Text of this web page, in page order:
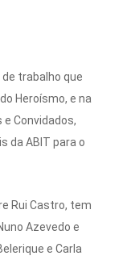
de trabalho que
Heroísmo, e na
Convidados,
da ABIT para o
Rui Castro, tem
Azevedo e
e Carla